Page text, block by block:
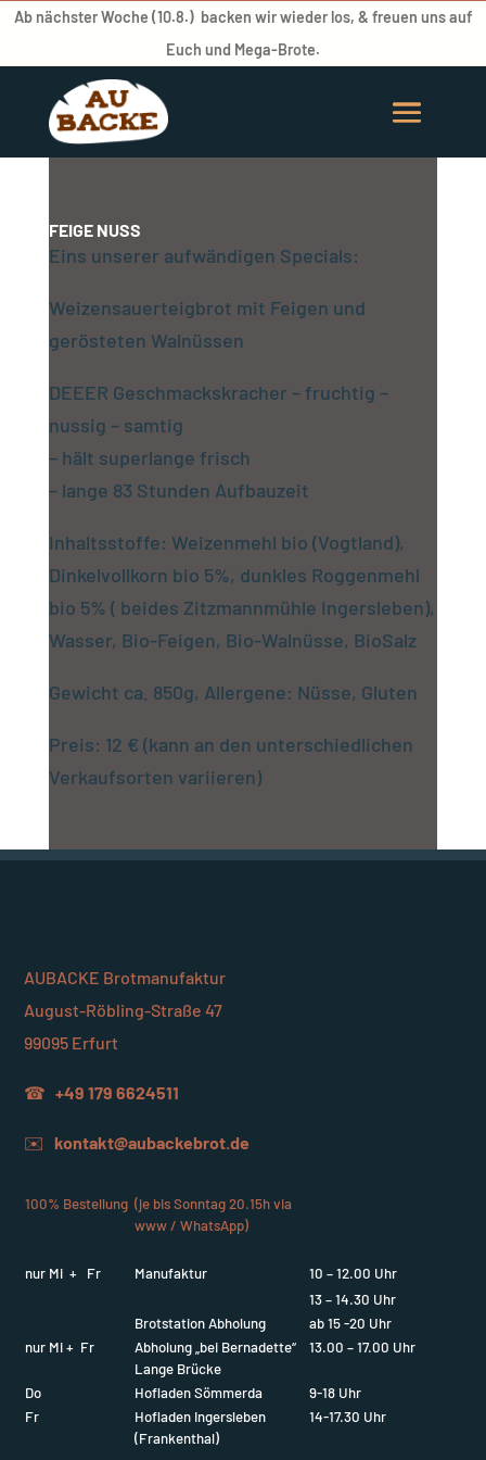
Ab nächster Woche (10.8.) backen wir wieder los, & freuen uns auf
Euch und Mega-Brote.
FEIGE NUSS
Eins unserer aufwändigen Specials:
Weizensauerteigbrot mit Feigen und
gerösteten Walnüssen
DEEER Geschmackskracher – fruchtig –
nussig – samtig
– hält superlange frisch
– lange 83 Stunden Aufbauzeit
Inhaltsstoffe: Weizenmehl bio (Vogtland),
Dinkelvollkorn bio 5%, dunkles Roggenmehl
bio 5% ( beides Zitzmannmühle Ingersleben),
Wasser, Bio-Feigen, Bio-Walnüsse, BioSalz
Gewicht ca. 850g, Allergene: Nüsse, Gluten
Preis: 12 € (kann an den unterschiedlichen
Verkaufsorten variieren)
AUBACKE Brotmanufaktur
August-Röbling-Straße 47
99095 Erfurt
☎+49 179 6624511
✉️kontakt@aubackebrot.de
100% Bestellung (je bis Sonntag 20.15h via
www / WhatsApp)
nur Mi + Fr Manufaktur
10 – 12.00 Uhr
13 – 14.30 Uhr
Brotstation Abholung
ab 15 -20 Uhr
nur Mi + Fr
Abholung „bei Bernadette“
Lange Brücke
13.00 – 17.00 Uhr
Do Hofladen Sömmerda
9-18 Uhr
Fr
Hofladen Ingersleben
(Frankenthal)
14-17.30 Uhr